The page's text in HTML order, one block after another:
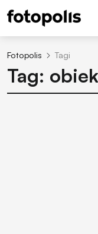
Fotopolis Tagi
Tag: